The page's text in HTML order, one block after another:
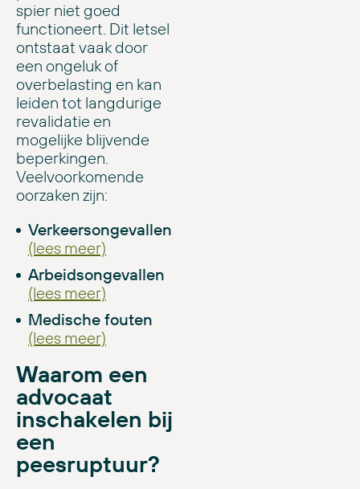
spier niet goed
functioneert. Dit letsel
ontstaat vaak door
een ongeluk of
overbelasting en kan
leiden tot langdurige
revalidatie en
mogelijke blijvende
beperkingen.
Veelvoorkomende
oorzaken zijn:
Verkeersongevallen
(lees meer)
Arbeidsongevallen
(lees meer)
Medische fouten
(lees meer)
Waarom een
advocaat
inschakelen bij
een
peesruptuur?